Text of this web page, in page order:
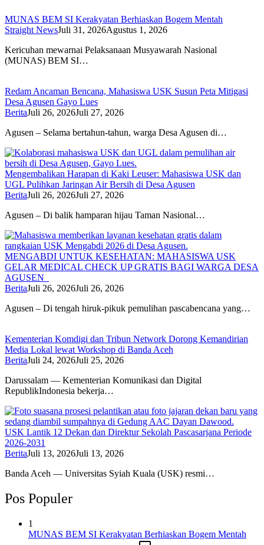
MUNAS BEM SI Kerakyatan Berhiaskan Bogem Mentah
Straight NewsJuli 31, 2026Agustus 1, 2026
Kericuhan mewarnai Pelaksanaan Musyawarah Nasional
(MUNAS) BEM SI…
Redam Ancaman Bencana, Mahasiswa USK Susun Peta Mitigasi
Desa Agusen Gayo Lues
BeritaJuli 26, 2026Juli 27, 2026
Agusen – Selama bertahun-tahun, warga Desa Agusen di…
Mengembalikan Harapan di Kaki Leuser: Mahasiswa USK dan
UGL Pulihkan Jaringan Air Bersih di Desa Agusen
BeritaJuli 26, 2026Juli 27, 2026
Agusen – Di balik hamparan hijau Taman Nasional…
MENGABDI UNTUK KESEHATAN: MAHASISWA USK
GELAR MEDICAL CHECK UP GRATIS BAGI WARGA DESA
AGUSEN
BeritaJuli 26, 2026Juli 26, 2026
Agusen – Di tengah hiruk-pikuk pemulihan pascabencana yang…
Kementerian Komdigi dan Tribun Network Dorong Kemandirian
Media Lokal lewat Workshop di Banda Aceh
BeritaJuli 24, 2026Juli 25, 2026
Darussalam — Kementerian Komunikasi dan Digital
RepublikIndonesia bekerja…
USK Lantik 12 Dekan dan Direktur Sekolah Pascasarjana Periode
2026-2031
BeritaJuli 13, 2026Juli 13, 2026
Banda Aceh — Universitas Syiah Kuala (USK) resmi…
Pos Populer
1
MUNAS BEM SI Kerakyatan Berhiaskan Bogem Mentah